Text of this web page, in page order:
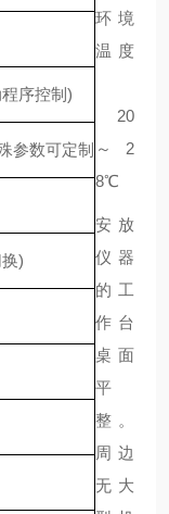
序控制)
参数可定制
)
环境
温度
20
～2
8℃
安放
仪器
的工
作台
桌面
平
整。
周边
无大